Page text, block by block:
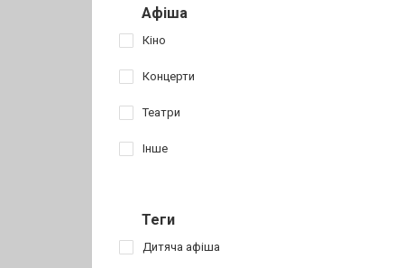
Афіша
Кіно
Концерти
Театри
Інше
Теги
Дитяча афіша